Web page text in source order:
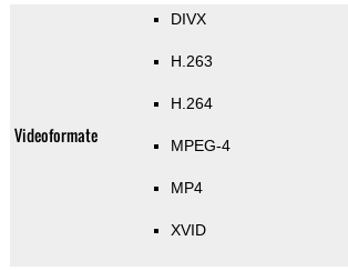
Videoformate
DIVX
H.263
H.264
MPEG-4
MP4
XVID